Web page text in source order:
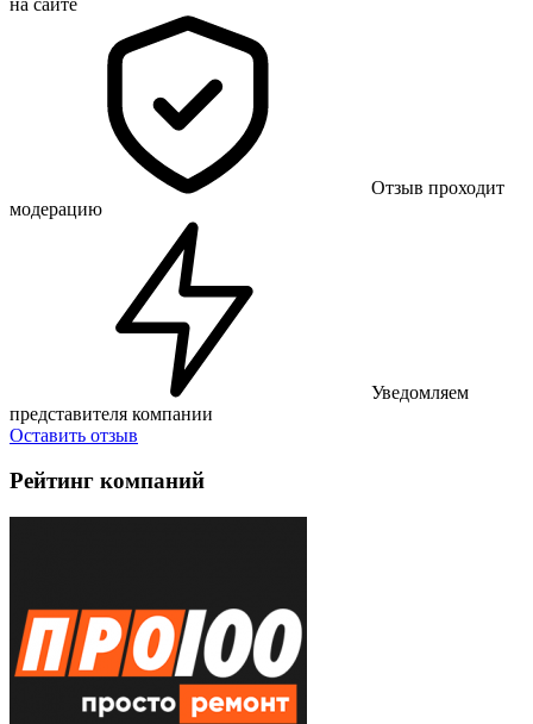
Отзыв проходит
модерацию
Уведомляем
представителя компании
Оставить отзыв
Рейтинг компаний